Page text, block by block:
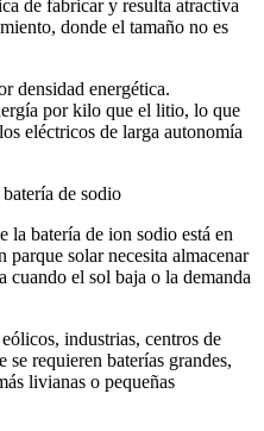
de fabricar y resulta atractiva
donde el tamaño no es
densidad energética.
por kilo que el litio, lo que
eléctricos de larga autonomía
de sodio
batería de ion sodio está en
parque solar necesita almacenar
cuando el sol baja o la demanda
industrias, centros de
se requieren baterías grandes,
livianas o pequeñas